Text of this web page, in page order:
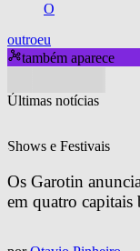
O
outroeu
também aparece
Últimas notícias
Shows e Festivais
Os Garotin
em quatro capitais